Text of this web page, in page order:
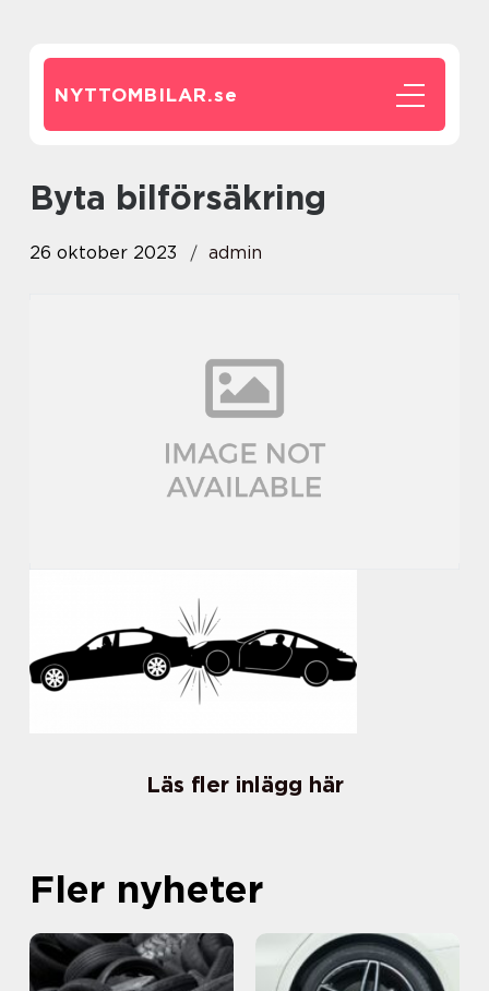
NYTTOMBILAR.se
byta bilförsäkring
26 oktober 2023 admin
Läs fler inlägg här
Fler nyheter